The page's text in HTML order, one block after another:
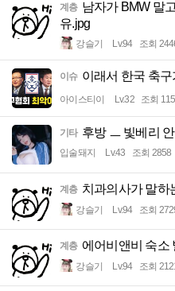
계층 남자가 BMW 말
유.jpg
강슬기 Lv.94 조회
이슈 이래서 한국 축
아이스티이 Lv.32 조회
기타 후방 ㅡ 빛베리
입술돼지 Lv.43 조회 2858
계층 치과의사가 말하
강슬기 Lv.94 조회
계층 에어비앤비 숙소
강슬기 Lv.94 조회